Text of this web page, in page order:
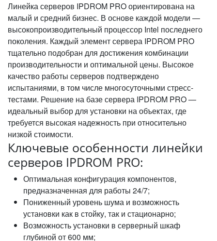
Линейка серверов IPDROM PRO ориентирована на
малый и средний бизнес. В основе каждой модели —
высокопроизводительный процессор Intel последнего
поколения. Каждый элемент сервера IPDROM PRO
тщательно подобран для достижения комбинации
производительности и оптимальной цены. Высокое
качество работы серверов подтверждено
испытаниями, в том числе многосуточными стресс-
тестами. Решение на базе сервера IPDROM PRO —
идеальный выбор для установки на объектах, где
требуется высокая надежность при относительно
низкой стоимости.
Ключевые особенности линейки
серверов IPDROM PRO:
Оптимальная конфигурация компонентов,
предназначенная для работы 24/7;
Пониженный уровень шума и возможность
установки как в стойку, так и стационарно;
Возможность установки в серверный шкаф
глубиной от 600 мм;